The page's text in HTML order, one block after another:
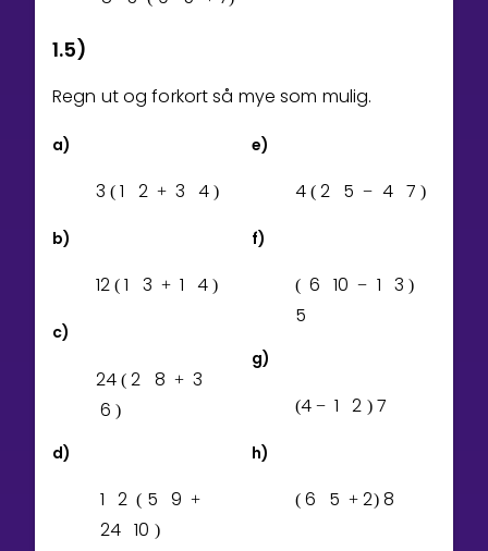
1.5)
Regn ut og forkort så mye som mulig.
a)
3 ( 1 2 + 3 4 )
b)
12 ( 1 3 + 1 4 )
c)
24 ( 2 8 + 3
6 )
d)
1 2 ( 5 9 +
24 10 )
e)
4 ( 2 5 − 4 7 )
f)
( 6 10 − 1 3 )
5
g)
(4 − 1 2 ) 7
h)
( 6 5 + 2) 8